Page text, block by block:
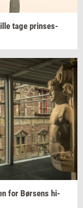
tage prin­ses­
for Bør­sens hi­